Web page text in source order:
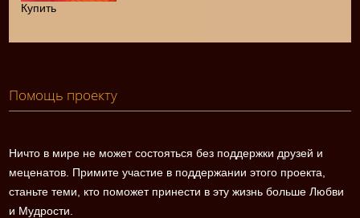
Купить
Помощь проекту
Ничто в мире не может состояться без поддержки друзей и
меценатов. Примите участие в поддержании этого проекта,
станьте теми, кто поможет принести в эту жизнь больше Любви
и Мудрости.